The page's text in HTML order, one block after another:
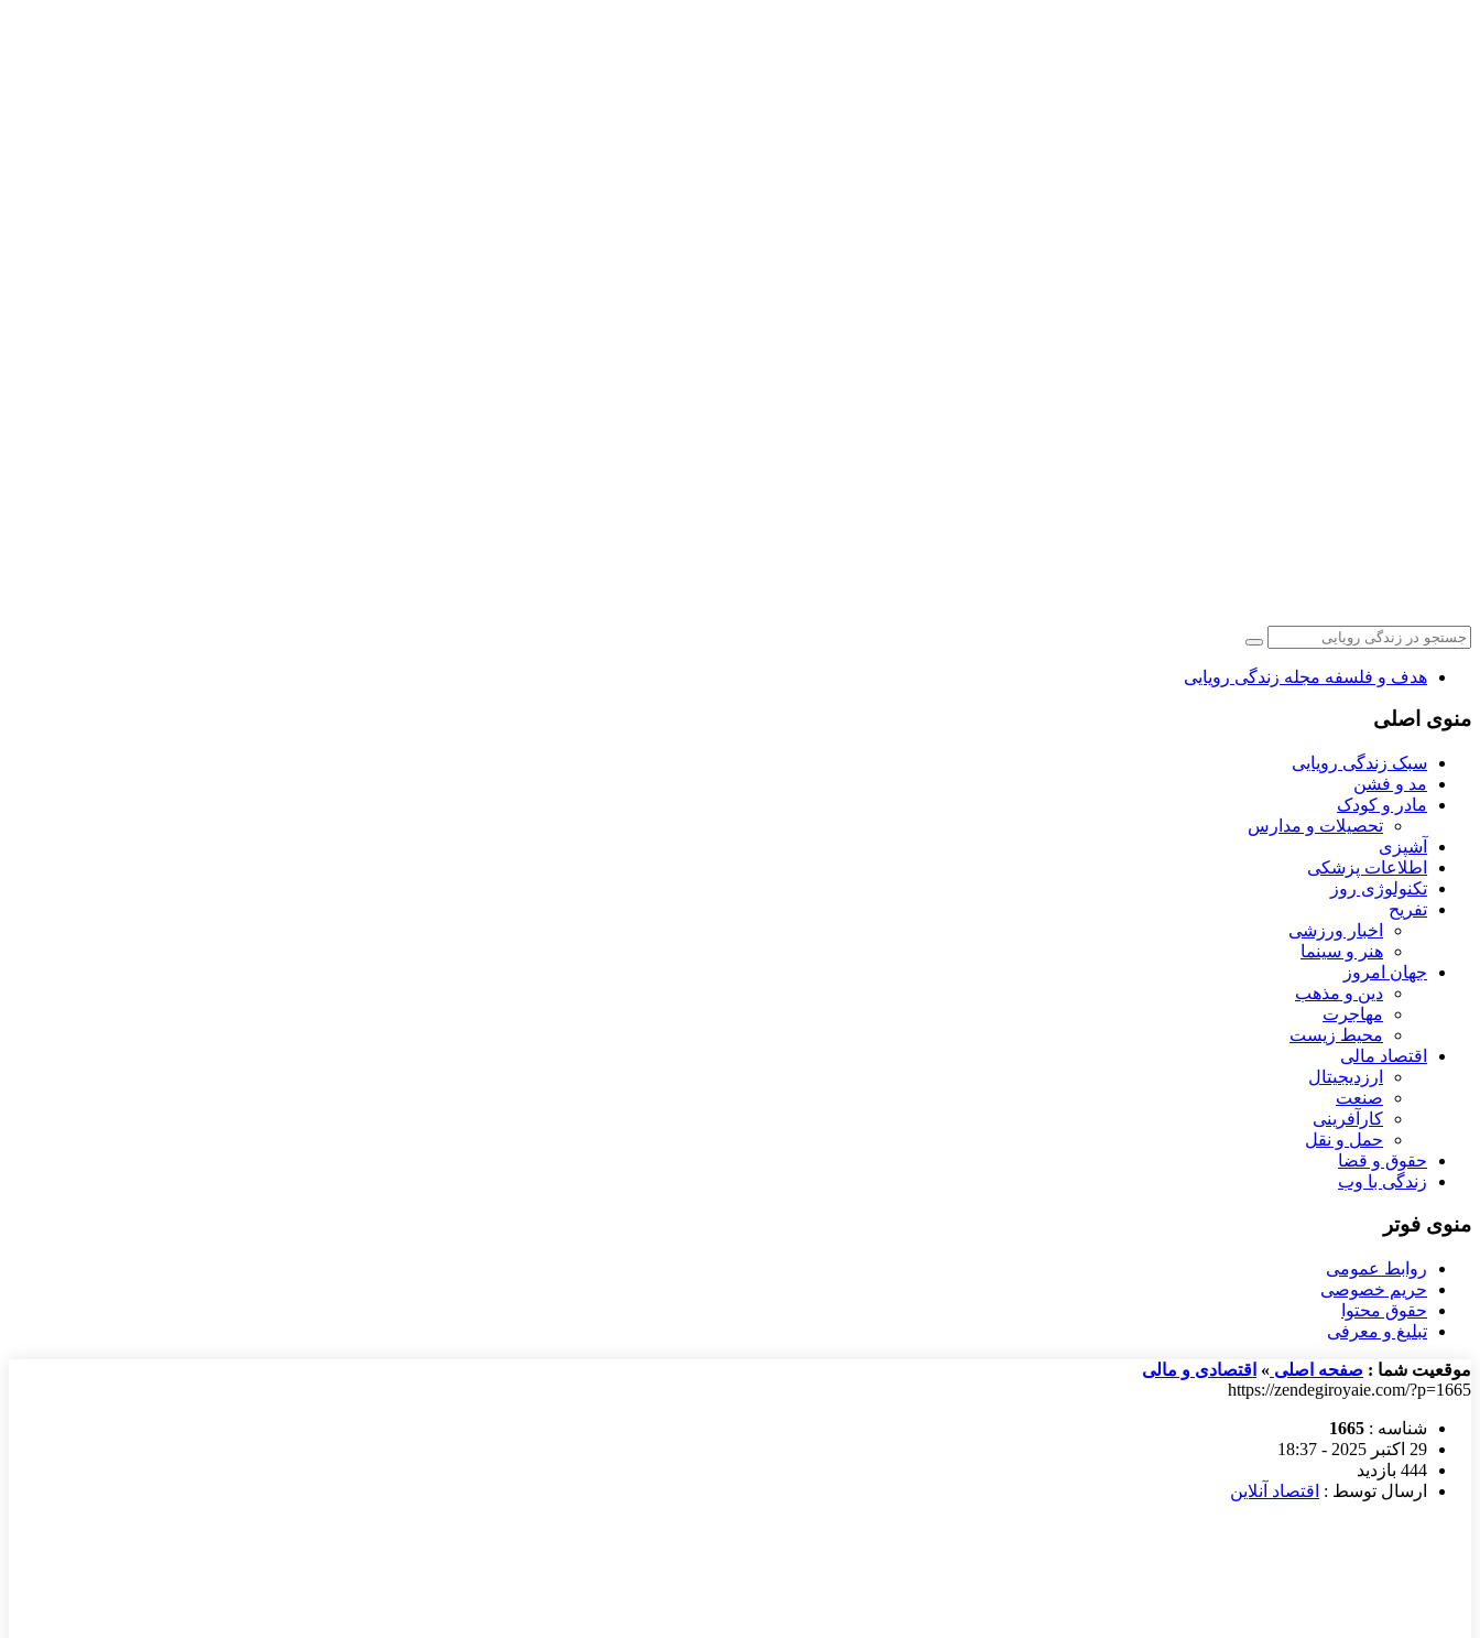
هدف و فلسفه مجله زندگی رویایی
منوی اصلی
سبک زندگی رویایی
مد و فشن
مادر و کودک
تحصیلات و مدارس
آشپزی
اطلاعات پزشکی
تکنولوژی روز
تفریح
اخبار ورزشی
هنر و سینما
جهان امروز
دین و مذهب
مهاجرت
محیط زیست
اقتصاد مالی
ارزدیجیتال
صنعت
کارآفرینی
حمل و نقل
حقوق و قضا
زندگی با وب
منوی فوتر
روابط عمومی
حریم خصوصی
حقوق محتوا
تبلیغ و معرفی
موقعیت شما : صفحه اصلی » اقتصادی و مالی
https://zendegiroyaie.com/?p=1665
شناسه : 1665
29 اکتبر 2025 - 18:37
444 بازدید
ارسال توسط : اقتصاد آنلاین